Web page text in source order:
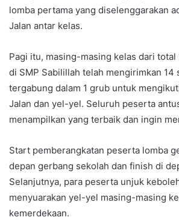
lomba pertama yang diselenggarakan
Jalan antar kelas.
Pagi itu, masing-masing kelas dari total
di SMP Sabilillah telah mengirimkan 14
tergabung dalam 1 grub untuk
Jalan dan yel-yel. Seluruh peserta
menampilkan yang terbaik dan ingin
Start pemberangkatan peserta lomba
depan gerbang sekolah dan finish di
Selanjutnya, para peserta unjuk
menyuarakan yel-yel masing-masing
kemerdekaan.